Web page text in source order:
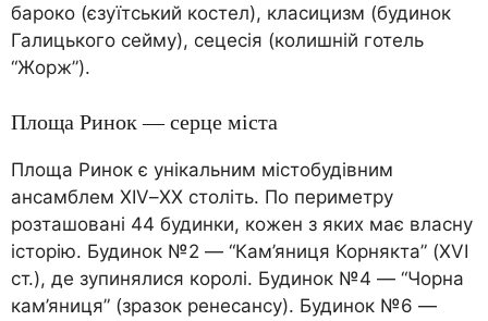
бароко (єзуїтський костел), класицизм (будинок
Галицького сейму), сецесія (колишній готель
“Жорж”).
Площа Ринок — серце міста
Площа Ринок є унікальним містобудівним
ансамблем XIV–XX століть. По периметру
розташовані 44 будинки, кожен з яких має власну
історію. Будинок №2 — “Кам’яниця Корнякта” (XVI
ст.), де зупинялися королі. Будинок №4 — “Чорна
кам’яниця” (зразок ренесансу). Будинок №6 —